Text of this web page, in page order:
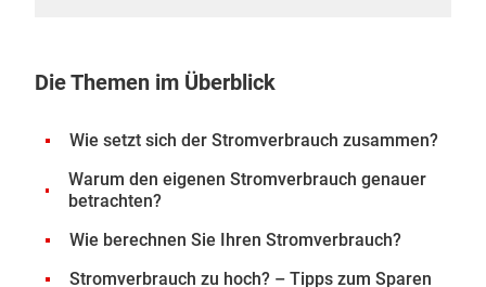
Die Themen im Überblick
Wie setzt sich der Stromverbrauch zusammen?
Warum den eigenen Stromverbrauch genauer
betrachten?
Wie berechnen Sie Ihren Stromverbrauch?
Stromverbrauch zu hoch? – Tipps zum Sparen